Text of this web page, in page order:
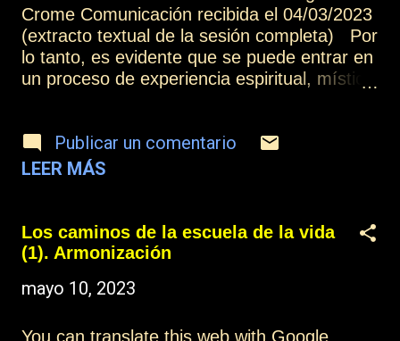
Crome Comunicación recibida el 04/03/2023
(extracto textual de la sesión completa) Por
lo tanto, es evidente que se puede entrar en
un proceso de experiencia espiritual, mística
podéis experimentar a través del sentimiento
cada uno de los escalones que os permiten
conocimiento científico, experimental y con
los procesos filosóficos, tendréis muchas
por parte vuestra, y por poder compartirlos
experiencia en el plano encarnado, igual que
Publicar un comentario
LEER MÁS
Los caminos de la escuela de la vida
(1). Armonización
mayo 10, 2023
You can translate this web with Google